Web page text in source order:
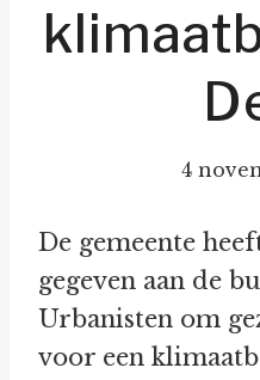
4
De gemeente
gegeven aan de
Urbanisten om
voor een